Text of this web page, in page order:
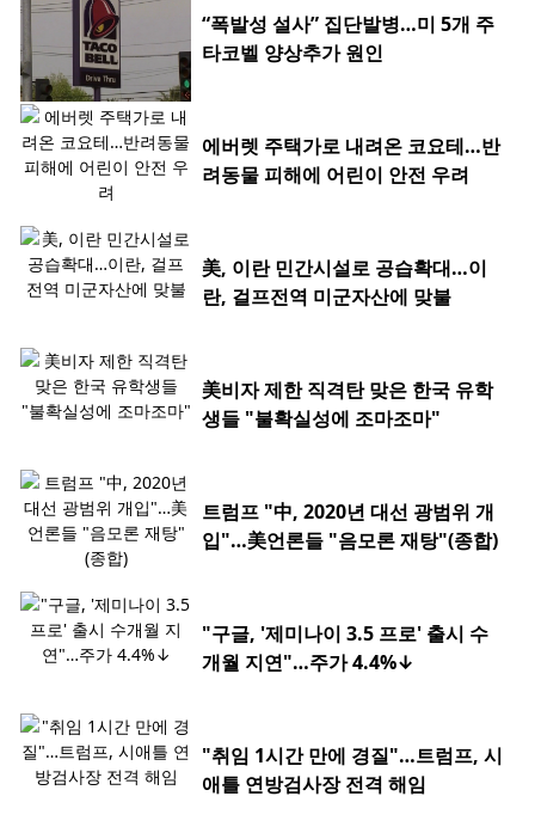
“폭발성 설사” 집단발병…미 5개 주
타코벨 양상추가 원인
에버렛 주택가로 내려온 코요테…반
려동물 피해에 어린이 안전 우려
美, 이란 민간시설로 공습확대…이
란, 걸프전역 미군자산에 맞불
美비자 제한 직격탄 맞은 한국 유학
생들 "불확실성에 조마조마"
트럼프 "中, 2020년 대선 광범위 개
입"…美언론들 "음모론 재탕"(종합)
"구글, '제미나이 3.5 프로' 출시 수
개월 지연"…주가 4.4%↓
"취임 1시간 만에 경질"…트럼프, 시
애틀 연방검사장 전격 해임